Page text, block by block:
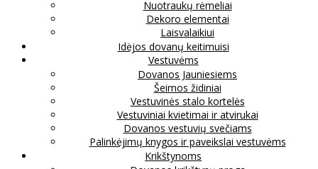
Nuotraukų rėmeliai
Dekoro elementai
Laisvalaikiui
Idėjos dovanų keitimuisi
Vestuvėms
Dovanos Jauniesiems
Šeimos židiniai
Vestuvinės stalo kortelės
Vestuviniai kvietimai ir atvirukai
Dovanos vestuvių svečiams
Palinkėjimų knygos ir paveikslai vestuvėms
Krikštynoms